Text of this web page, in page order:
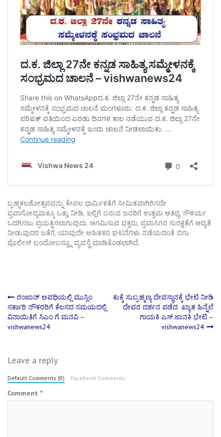
ಬ್ರಹ್ಮಕಲಶೋತ್ಸವವನ್ನು ಕೇವಲ ಧಾರ್ಮಿಕತೆಗೆ ಸೀಮಿತವಾಗಿರಿಸದೇ
ಪ್ರವಾಸೋದ್ಯಮಕ್ಕೂ ಒತ್ತು ನೀಡಿ, ಇಲ್ಲಿಗೆ ಬರುವ ಜನರಿಗೆ ಉತ್ತಮ ಆತಿಥ್ಯ, ಸೌಕರ್ಯ
ಒದಗಿಸಲು ಪ್ರಯತ್ನಿಸಲಾಗುವುದು. ಆಗಮಿಸುವ ಭಕ್ತರು, ಪ್ರವಾಸಿಗರ ಸುರಕ್ಷತೆಗೆ ಆದ್ಯತೆ
ನೀಡುವುದರ ಜತೆಗೆ, ಯಾವುದೇ ಅಹಿತಕರ ಘಟನೆಗಳು ನಡೆಯದಂತೆ ಬಿಗು
ಪೊಲೀಸ್‌ ಬಂದೋಬಸ್ತ್ಗೂ ವ್ಯವಸ್ಥೆ ಮಾಡಿಕೊಡಲಾಗಿದೆ.
Post
navigation
ರಂಜಾನ್ ಅವಧಿಯಲ್ಲಿ ಮುಸ್ಲಿಂ
ಸರ್ಕಾರಿ ನೌಕರರಿಗೆ ಕೆಲಸದ ಸಮಯದಲ್ಲಿ
ವಿನಾಯಿತಿಗೆ ಸಿಎಂ ಗೆ ಮನವಿ –
vishwanews24
ಕುಕ್ಕೆ ಸುಬ್ರಹ್ಮಣ್ಯ ದೇವಸ್ಥಾನಕ್ಕೆ ಭೇಟಿ ನೀಡಿ
ದೇವರ ದರ್ಶನ ಪಡೆದ ಖ್ಯಾತ ಹಿನ್ನೆಲೆ
ಗಾಯಕಿ ಎಸ್.ಜಾನಕಿ ಭೇಟಿ –
vishwanews24
Leave a reply
Default Comments (0) Facebook Comments
Comment *